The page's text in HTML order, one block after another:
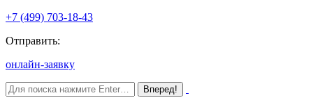
+7 (499) 703-18-43
Отправить:
онлайн-заявку